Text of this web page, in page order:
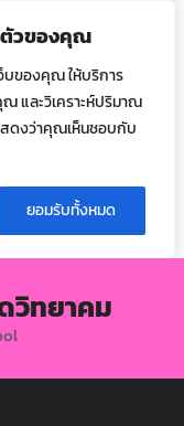
ตัวของคุณ
บของคุณ ให้บริการ
และวิเคราะห์ปริมาณ
สดงว่าคุณเห็นชอบกับ
ยอมรับทั้งหมด
วิทยาคม